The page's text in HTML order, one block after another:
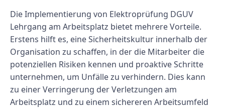
Die Implementierung von Elektroprüfung DGUV
Lehrgang am Arbeitsplatz bietet mehrere Vorteile.
Erstens hilft es, eine Sicherheitskultur innerhalb der
Organisation zu schaffen, in der die Mitarbeiter die
potenziellen Risiken kennen und proaktive Schritte
unternehmen, um Unfälle zu verhindern. Dies kann
zu einer Verringerung der Verletzungen am
Arbeitsplatz und zu einem sichereren Arbeitsumfeld